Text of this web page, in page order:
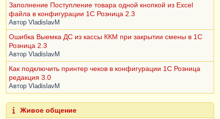
Заполнение Поступление товара одной кнопкой из Excel
файла в конфигурации 1С Розница 2.3
Автор VladislavM
Ошибка Выемка ДС из кассы ККМ при закрытии смены в 1С
Розница 2.3
Автор VladislavM
Как подключить принтер чеков в конфигурации 1С Розница
редакция 3.0
Автор VladislavM
Живое общение